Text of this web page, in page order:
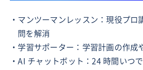
・マンツーマンレッスン：現役プロ
問を解消
・学習サポーター：学習計画の作成
・AI チャットボット：24 時間いつ